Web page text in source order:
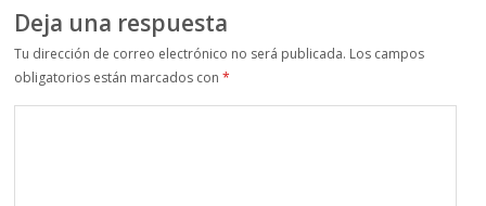
Deja una respuesta
Tu dirección de correo electrónico no será publicada. Los campos
obligatorios están marcados con*